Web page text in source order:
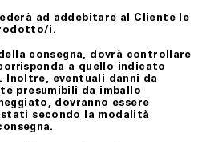
ad addebitare al Cliente le
i.
consegna, dovrà controllare
a quello indicato
eventuali danni da
presumibili da imballo
dovranno essere
secondo la modalità